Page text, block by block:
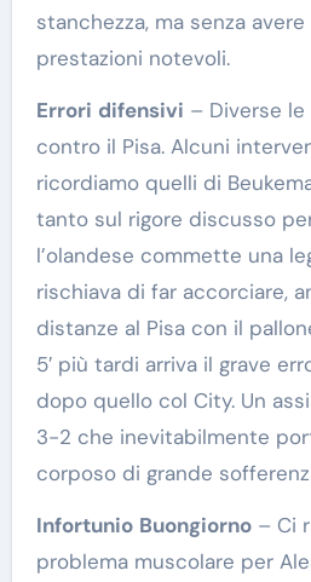
stanchezza, ma senza
prestazioni notevoli.
Errori difensivi – Diverse
contro il Pisa. Alcuni
ricordiamo quelli di
tanto sul rigore discusso
l’olandese commette una
rischiava di far accorciare,
distanze al Pisa con il
5′ più tardi arriva il grave
dopo quello col City. Un
3-2 che inevitabilmente
corposo di grande
Infortunio Buongiorno– Ci
problema muscolare per